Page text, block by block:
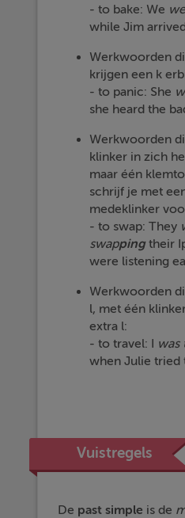
- to bake: We
while Jim
Werkwoorden
krijgen een k
- to panic: She
she heard the
Werkwoorden
klinker in zich
maar één
schrijf je met
medeklinker
- to swap: They
swapping their
were listening
Werkwoorden
l, met één
extra l:
- to travel: I was
when Julie tried
Vuistregels
De past simple is de